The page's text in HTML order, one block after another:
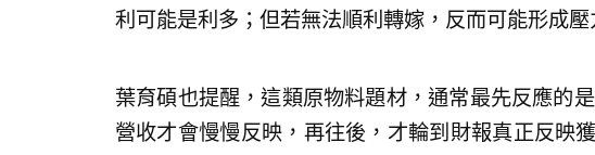
利可能是利多；但若無法順利轉嫁，反而可能形成壓
葉育碩也提醒，這類原物料題材，通常最先反應的
營收才會慢慢反映，再往後，才輪到財報真正反映